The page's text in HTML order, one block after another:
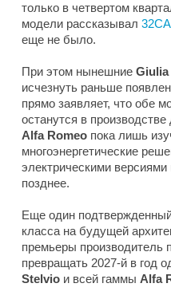
только в четвертом
модели рассказывал
еще не было.
При этом нынешние Giulia
исчезнуть раньше
прямо заявляет, что обе
останутся в
Alfa Romeo пока лишь
многоэнергетические
электрическими
позднее.
Еще один
класса на будущей
премьеры производитель
превращать 2027-й в год
Stelvio и всей гаммы Alfa